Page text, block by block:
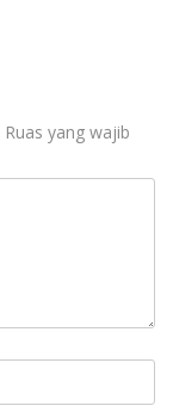
Ruas yang wajib